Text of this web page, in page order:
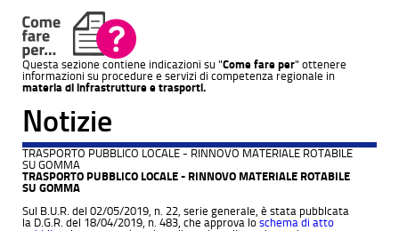
Questa sezione contiene indicazioni su "Come fare per" ottenere
informazioni su procedure e servizi di competenza regionale in
materia di infrastrutture e trasporti.
Notizie
TRASPORTO PUBBLICO LOCALE - RINNOVO MATERIALE ROTABILE
SU GOMMA
TRASPORTO PUBBLICO LOCALE - RINNOVO MATERIALE ROTABILE
SU GOMMA
Sul B.U.R. del 02/05/2019, n. 22, serie generale, è stata pubblcata
la D.G.R. del 18/04/2019, n. 483, che approva lo schema di atto